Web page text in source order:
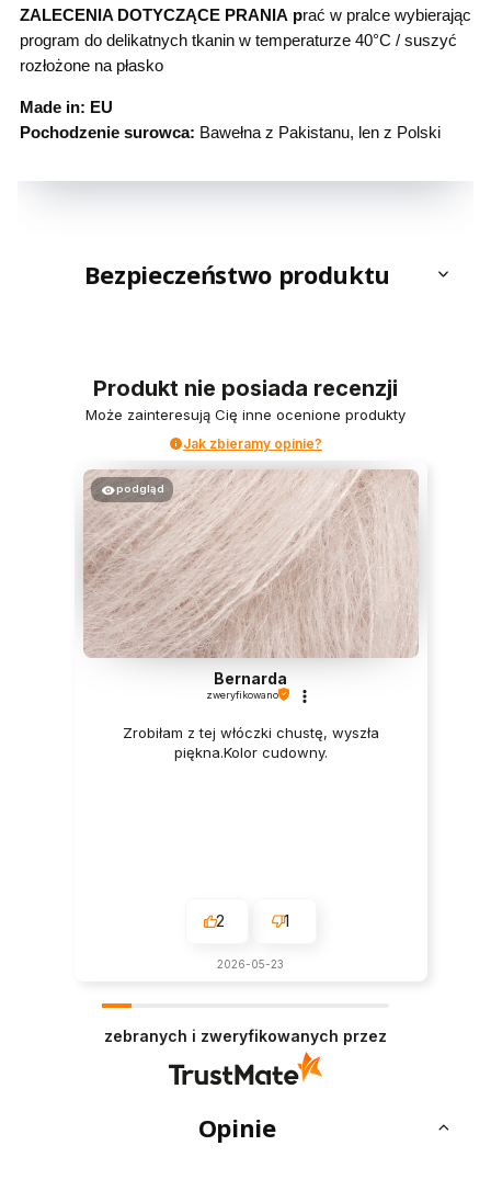
ZALECENIA DOTYCZĄCE PRANIA prać w pralce wybierając
program do delikatnych tkanin w temperaturze 40°C / suszyć
rozłożone na płasko
Made in: EU
Pochodzenie surowca: Bawełna z Pakistanu, len z Polski
Bezpieczeństwo produktu
Produkt nie posiada recenzji
Może zainteresują Cię inne ocenione produkty
Jak zbieramy opinie?
podgląd
Bernarda
zweryfikowano
Zrobiłam z tej włóczki chustę, wyszła
piękna.Kolor cudowny.
2 1
2026-05-23
zebranych i zweryfikowanych przez
Opinie